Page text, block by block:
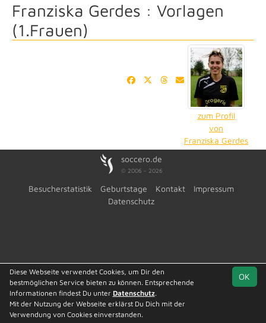
Franziska Gerdes : Vorlagen
(1.Frauen)
zum Profil
von
Franziska Gerdes
soccero.de
© 2006 - 2026
Besucherstatistik Geburtstage Kontakt
Impressum
Datenschutz
OK
Diese Webseite verwendet Cookies, um Dir den
bestmöglichen Service bieten zu können. Entsprechende
Informationen findest Du unter Datenschutz.
Mit der Nutzung der Webseite erklärst Du Dich mit der
Verwendung von Cookies einverstanden.